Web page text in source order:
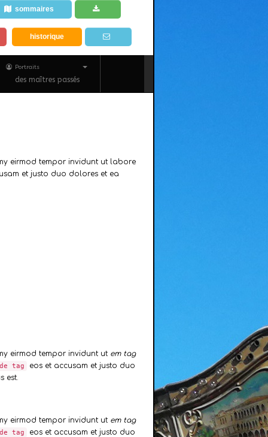
sommaires
historique
Portraits
des maîtres passés
eirmod tempor invidunt ut labore
et justo duo dolores et ea
eirmod tempor invidunt ut em tag
tag
eos et accusam et justo duo
est.
eirmod tempor invidunt ut em tag
tag
eos et accusam et justo duo